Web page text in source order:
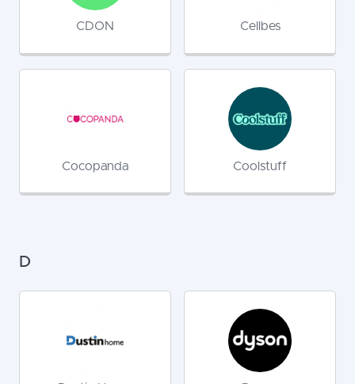
CDON Cellbes
Cocopanda Coolstuff
D